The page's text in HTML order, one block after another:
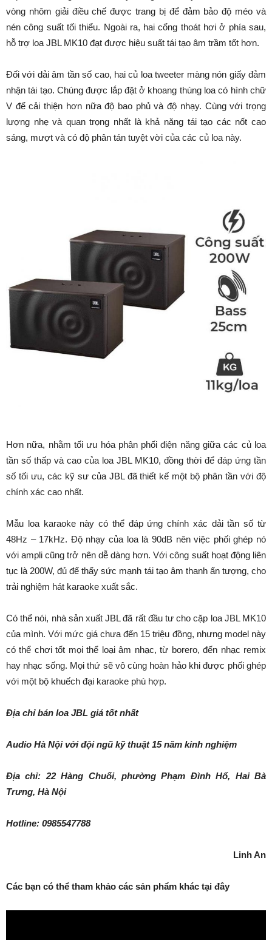
vòng nhôm giải điều chế được trang bị để đảm bảo độ méo và
nén công suất tối thiểu. Ngoài ra, hai cổng thoát hơi ở phía sau,
hỗ trợ loa JBL MK10 đạt được hiệu suất tái tạo âm trầm tốt hơn.
Đối với dải âm tần số cao, hai củ loa tweeter màng nón giấy đảm
nhận tái tạo. Chúng được lắp đặt ở khoang thùng loa có hình chữ
V để cải thiện hơn nữa độ bao phủ và độ nhạy. Cùng với trọng
lượng nhẹ và quan trọng nhất là khả năng tái tạo các nốt cao
sáng, mượt và có độ phân tán tuyệt vời của các củ loa này.
Hơn nữa, nhằm tối ưu hóa phân phối điện năng giữa các củ loa
tần số thấp và cao của loa JBL MK10, đồng thời để đáp ứng tần
số tối ưu, các kỹ sư của JBL đã thiết kế một bộ phân tần với độ
chính xác cao nhất.
Mẫu loa karaoke này có thể đáp ứng chính xác dải tần số từ
48Hz – 17kHz. Độ nhạy của loa là 90dB nên việc phối ghép nó
với ampli cũng trở nên dễ dàng hơn. Với công suất hoạt động liên
tục là 200W, đủ để thấy sức mạnh tái tạo âm thanh ấn tượng, cho
trải nghiệm hát karaoke xuất sắc.
Có thể nói, nhà sản xuất JBL đã rất đầu tư cho cặp loa JBL MK10
của mình. Với mức giá chưa đến 15 triệu đồng, nhưng model này
có thể chơi tốt mọi thể loại âm nhạc, từ borero, đến nhạc remix
hay nhạc sống. Mọi thứ sẽ vô cùng hoàn hảo khi được phối ghép
với một bộ khuếch đại karaoke phù hợp.
Địa chỉ bán loa JBL giá tốt nhất
Audio Hà Nội với đội ngũ kỹ thuật 15 năm kinh nghiệm
Địa chỉ: 22 Hàng Chuối, phường Phạm Đình Hổ, Hai Bà
Trưng, Hà Nội
Hotline: 0985547788
Linh An
Các bạn có thể tham khảo các sản phẩm khác tại đây